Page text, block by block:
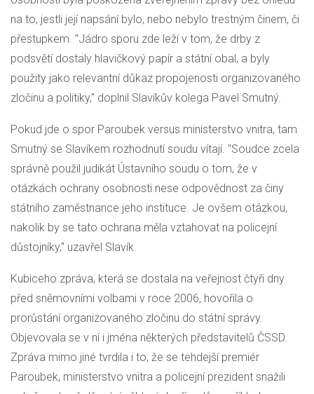
na to, jestli její napsání bylo, nebo nebylo trestným činem, či
přestupkem. "Jádro sporu zde leží v tom, že drby z
podsvětí dostaly hlavičkový papír a státní obal, a byly
použity jako relevantní důkaz propojenosti organizovaného
zločinu a politiky," doplnil Slavíkův kolega Pavel Smutný.
Pokud jde o spor Paroubek versus ministerstvo vnitra, tam
Smutný se Slavíkem rozhodnutí soudu vítají. "Soudce zcela
správně použil judikát Ústavního soudu o tom, že v
otázkách ochrany osobnosti nese odpovědnost za činy
státního zaměstnance jeho instituce. Je ovšem otázkou,
nakolik by se tato ochrana měla vztahovat na policejní
důstojníky," uzavřel Slavík.
Kubiceho zpráva, která se dostala na veřejnost čtyři dny
před sněmovními volbami v roce 2006, hovořila o
prorůstání organizovaného zločinu do státní správy.
Objevovala se v ní i jména některých představitelů ČSSD.
Zpráva mimo jiné tvrdila i to, že se tehdejší premiér
Paroubek, ministerstvo vnitra a policejní prezident snažili